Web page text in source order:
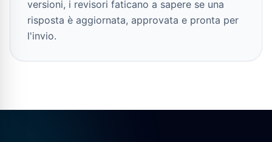
versioni, i revisori faticano a sapere se una
risposta è aggiornata, approvata e pronta per
l'invio.